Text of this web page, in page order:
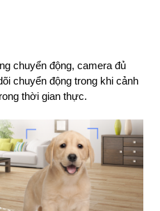
chuyển động, camera đủ
chuyển động trong khi cảnh
thời gian thực.